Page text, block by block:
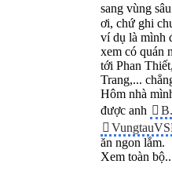
sang vùng
ơi, chứ ghi
ví dụ là mình
xem có quán
tới Phan
Trang,...
Hôm nhà
được anh
ăn ngon lắm.
Xem toàn